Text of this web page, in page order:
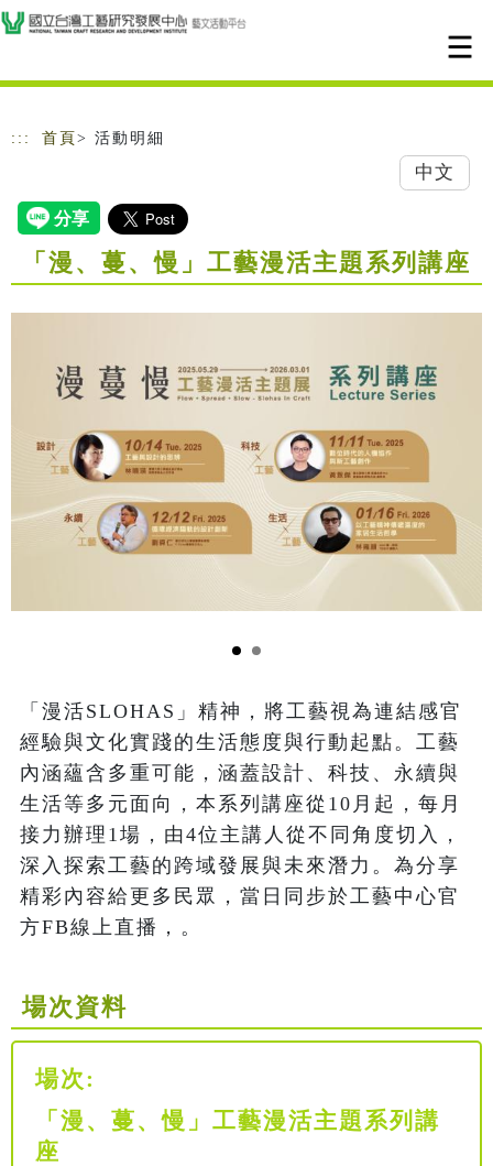
跳到主要內容
網站導覽
::: 首頁 > 活動明細
中文
「漫、蔓、慢」工藝漫活主題系列講座
「漫活SLOHAS」精神，將工藝視為連結感官
經驗與文化實踐的生活態度與行動起點。工藝
內涵蘊含多重可能，涵蓋設計、科技、永續與
生活等多元面向，本系列講座從10月起，每月
接力辦理1場，由4位主講人從不同角度切入，
深入探索工藝的跨域發展與未來潛力。為分享
精彩內容給更多民眾，當日同步於工藝中心官
方FB線上直播，。
場次資料
場次:
「漫、蔓、慢」工藝漫活主題系列講
座